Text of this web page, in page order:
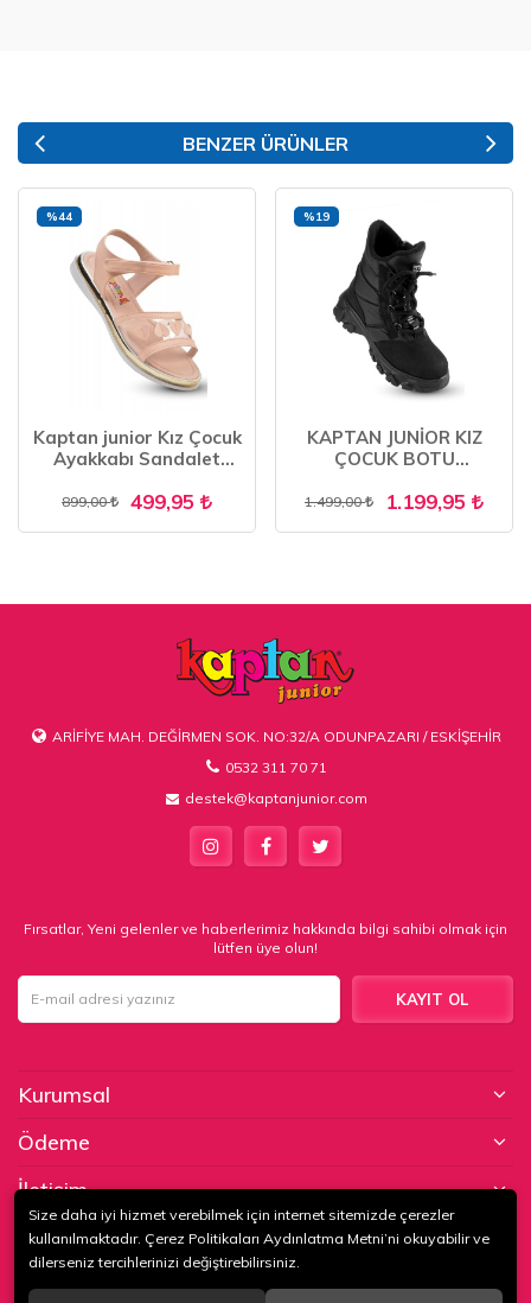
BENZER ÜRÜNLER
Kaptan junior Kız Çocuk
Ayakkabı Sandalet
899,00 499,95
%44
KAPTAN JUNİOR KIZ
ÇOCUK BOTU
FENK 201
1.499,00 1.199,95
%19
ARİFİYE MAH. DEĞİRMEN SOK. NO:32/A ODUNPAZARI / ESKİŞEHİR
0532 311 70 71
destek@kaptanjunior.com
Fırsatlar, Yeni gelenler ve haberlerimiz hakkında bilgi sahibi olmak için
lütfen üye olun!
KAYIT OL
Kurumsal
Ödeme
İletişim
© 2020KAPTAN KUNDURA DERİ MAMÜLLERİ KONF. TİC. VE SAN. LTD.
ŞTİ. Tüm hakları saklıdır.
Size daha iyi hizmet verebilmek için internet sitemizde çerezler
kullanılmaktadır. Çerez Politikaları Aydınlatma Metni’ni okuyabilir ve
dilerseniz tercihlerinizi değiştirebilirsiniz.